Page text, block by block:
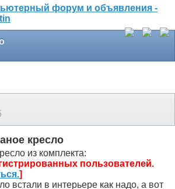
кресло
из комплекта:
пользователей.
]
встали в интерьере как надо, а вот